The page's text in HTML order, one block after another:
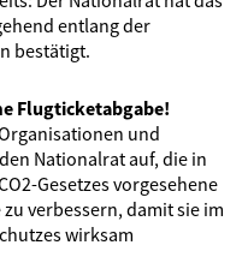
entlang der
bestätigt.
Flugticketabgabe!
und
Nationalrat auf, die in
Gesetzes vorgesehene
verbessern, damit sie im
wirksam